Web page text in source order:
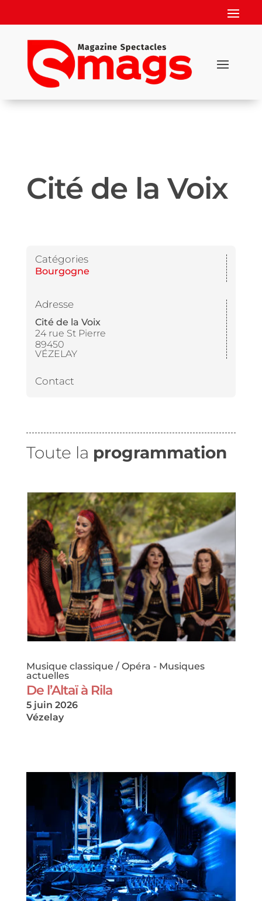
Cité de la Voix
Catégories
Bourgogne
Adresse
Cité de la Voix
24 rue St Pierre
89450
VÉZELAY
Contact
Toute la programmation
Musique classique / Opéra - Musiques
actuelles
De l’Altaï à Rila
5 juin 2026
Vézelay